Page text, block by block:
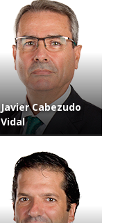
Javier Cabezudo
Vidal